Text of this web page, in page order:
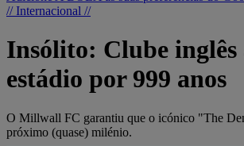
// Internacional //
Insólito: Clube inglês
estádio por 999 anos
O Millwall FC garantiu que o icónico "The
próximo (quase) milénio.